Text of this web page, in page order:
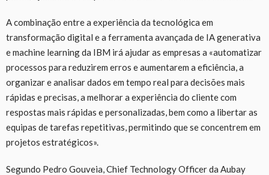
A combinação entre a experiência da tecnológica em
transformação digital e a ferramenta avançada de IA generativa
e machine learning da IBM irá ajudar as empresas a «automatizar
processos para reduzirem erros e aumentarem a eficiência, a
organizar e analisar dados em tempo real para decisões mais
rápidas e precisas, a melhorar a experiência do cliente com
respostas mais rápidas e personalizadas, bem como a libertar as
equipas de tarefas repetitivas, permitindo que se concentrem em
projetos estratégicos».
Segundo Pedro Gouveia, Chief Technology Officer da Aubay